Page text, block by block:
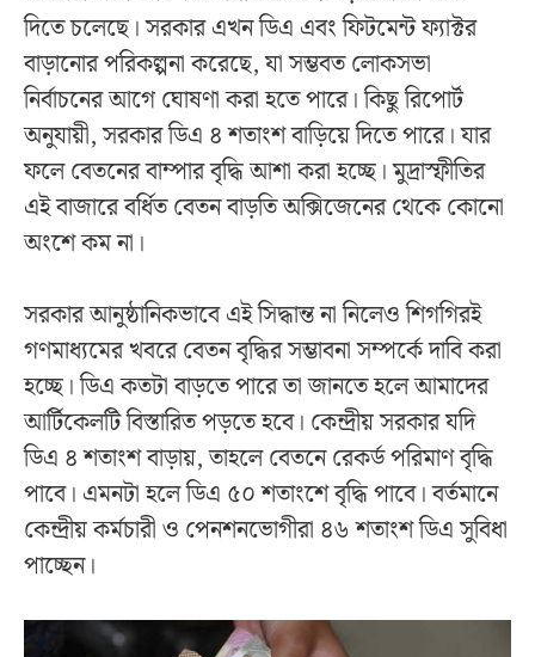
দিতে চলেছে। সরকার এখন ডিএ এবং ফিটমেন্ট ফ্যাক্টর
বাড়ানোর পরিকল্পনা করেছে, যা সম্ভবত লোকসভা
নির্বাচনের আগে ঘোষণা করা হতে পারে। কিছু রিপোর্ট
অনুযায়ী, সরকার ডিএ ৪ শতাংশ বাড়িয়ে দিতে পারে। যার
ফলে বেতনের বাম্পার বৃদ্ধি আশা করা হচ্ছে। মুদ্রাস্ফীতির
এই বাজারে বর্ধিত বেতন বাড়তি অক্সিজেনের থেকে কোনো
অংশে কম না।
সরকার আনুষ্ঠানিকভাবে এই সিদ্ধান্ত না নিলেও শিগগিরই
গণমাধ্যমের খবরে বেতন বৃদ্ধির সম্ভাবনা সম্পর্কে দাবি করা
হচ্ছে। ডিএ কতটা বাড়তে পারে তা জানতে হলে আমাদের
আর্টিকেলটি বিস্তারিত পড়তে হবে। কেন্দ্রীয় সরকার যদি
ডিএ ৪ শতাংশ বাড়ায়, তাহলে বেতনে রেকর্ড পরিমাণ বৃদ্ধি
পাবে। এমনটা হলে ডিএ ৫০ শতাংশে বৃদ্ধি পাবে। বর্তমানে
কেন্দ্রীয় কর্মচারী ও পেনশনভোগীরা ৪৬ শতাংশ ডিএ সুবিধা
পাচ্ছেন।